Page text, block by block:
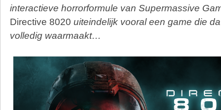
interactieve horrorformule van Supermassive
Directive 8020 uiteindelijk vooral een game die
volledig waarmaakt…